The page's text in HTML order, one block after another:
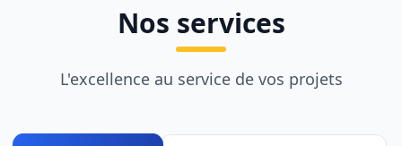
Nos services
L'excellence au service de vos projets